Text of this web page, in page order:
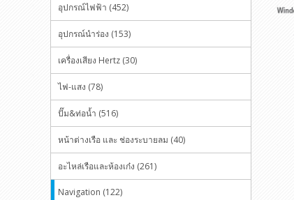
อุปกรณ์ไฟฟ้า (452)
อุปกรณ์นำร่อง (153)
เครื่องเสียง Hertz (30)
ไฟ-แสง (78)
ปั๊ม&ท่อน้ำ (516)
หน้าต่างเรือ และ ช่องระบายลม (40)
อะไหล่เรือและห้องเก๋ง (261)
Navigation (122)